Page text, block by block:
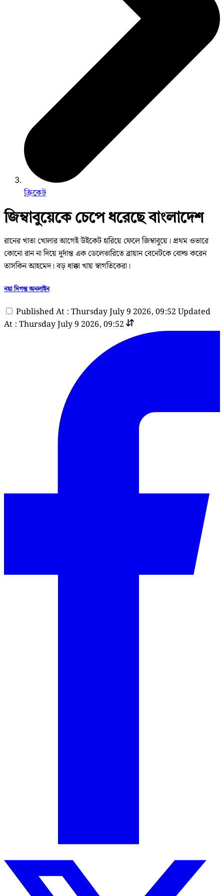
ক্রিকেট
জিম্বাবুয়েকে চেপে ধরেছে বাংলাদেশ
রানের খাতা খোলার আগেই উইকেট হারিয়ে ফেলে জিম্বাবুয়ে। প্রথম ওভারে
কোনো রান না দিয়ে দুর্দান্ত এক ডেলেভারিতে ব্রায়ান বেনেটকে বোল্ড করেন
তাসকিন আহমেদ। বড় ধাক্কা খায় স্বাগতিকেরা।
নয়া দিগন্ত অনলাইন
Published At : Thursday July 9 2026, 09:52 Updated
At : Thursday July 9 2026, 09:52